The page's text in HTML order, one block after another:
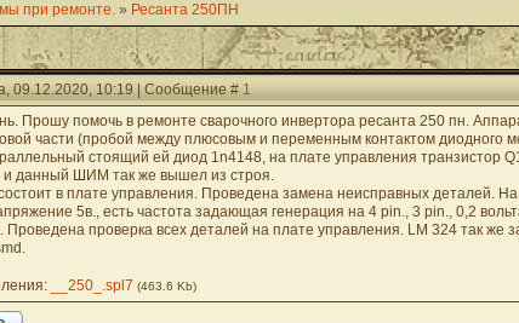
при ремонте. » Ресанта 250ПН
09.12.2020, 10:19 | Сообщение #1
Прошу помочь в ремонте сварочного инвертора ресанта 250 пн.
части (пробой между плюсовым и переменным контактом диодного
стоящий ей диод 1n4148, на плате управления транзистор
и данный ШИМ так же вышел из строя.
в плате управления. Проведена замена неисправных деталей.
5в., есть частота задающая генерация на 4 pin., 3 pin., 0,2
Проведена проверка всех деталей на плате управления. LM 324 так же
__250_.spl7 (463.6 Kb)